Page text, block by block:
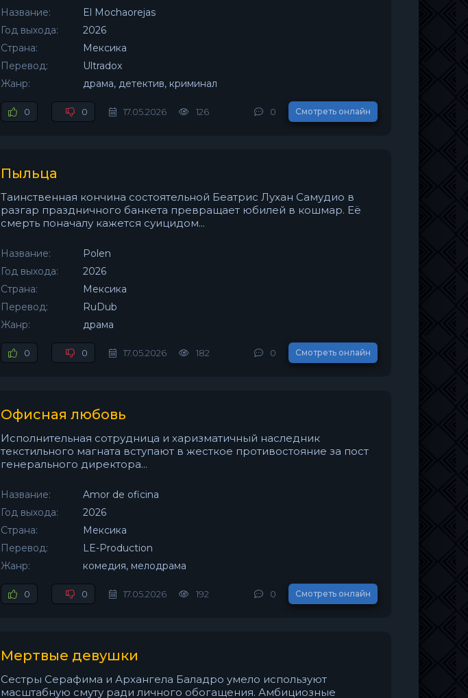
Название:
El Mochaorejas
Год выхода:
2026
Страна:
Мексика
Перевод:
Ultradox
Жанр:
драма, детектив, криминал
0 0 17.05.2026 126 0 Смотреть онлайн
Пыльца
Таинственная кончина состоятельной Беатрис Лухан Самудио в
разгар праздничного банкета превращает юбилей в кошмар. Её
смерть поначалу кажется суицидом...
Название:
Polen
Год выхода:
2026
Страна:
Мексика
Перевод:
RuDub
Жанр:
драма
0 0 17.05.2026 182 0 Смотреть онлайн
Офисная любовь
Исполнительная сотрудница и харизматичный наследник
текстильного магната вступают в жесткое противостояние за пост
генерального директора...
Название:
Amor de oficina
Год выхода:
2026
Страна:
Мексика
Перевод:
LE-Production
Жанр:
комедия, мелодрама
0 0 17.05.2026 192 0 Смотреть онлайн
Мертвые девушки
Сестры Серафима и Архангела Баладро умело используют
масштабную смуту ради личного обогащения. Амбициозные